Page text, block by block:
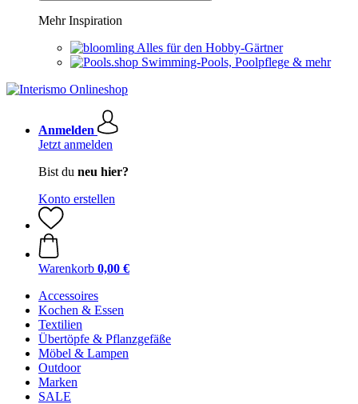
Mehr Inspiration
Alles für den Hobby-Gärtner
Swimming-Pools, Poolpflege & mehr
Anmelden
Jetzt anmelden
Bist du neu hier?
Konto erstellen
Warenkorb 0,00 €
Accessoires
Kochen & Essen
Textilien
Übertöpfe & Pflanzgefäße
Möbel & Lampen
Outdoor
Marken
SALE